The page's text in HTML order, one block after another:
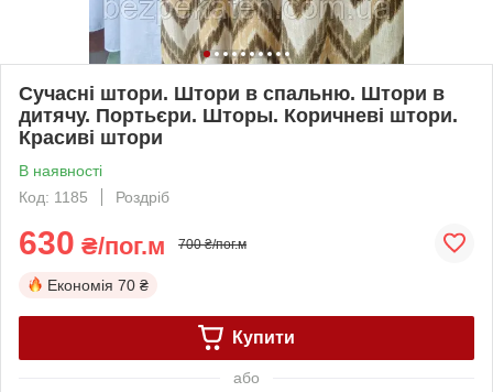
Сучасні штори. Штори в спальню. Штори в
дитячу. Портьєри. Шторы. Коричневі штори.
Красиві штори
В наявності
Код: 1185
Роздріб
630 ₴/пог.м 700 ₴/пог.м
Економія 70 ₴
Купити
або